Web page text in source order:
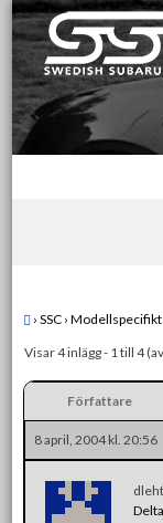
Skip
to
content
Swedish
För oss som älskar
› SSC › Modellspecifikt
Visar 4 inlägg - 1 till 4
Författare
8 april, 2004 kl. 20:56